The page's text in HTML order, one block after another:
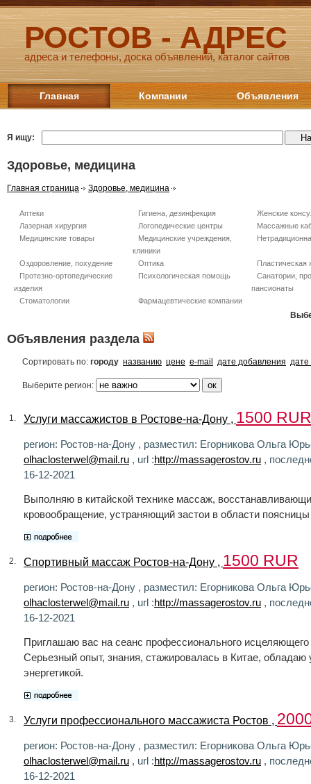
РОСТОВ - АДРЕС
адреса и телефоны, доска объявлений, каталог сайтов
Главная Компании Объявления
Я ищу:
Здоровье, медицина
Главная страница Здоровье, медицина
Аптеки Гигиена, дезинфекция
Женские
Лазерная хирургия
Логопедические центры
Массажные
Медицинские товары
Медицинские учреждения,
клиники
Оздоровление, похудение Оптика
Пластическая
Протезно-ортопедические
изделия
Психологическая помощь
Санатории,
пансионаты
Стоматологии
Фармацевтические компании
Объявления раздела
Сортировать по: городу названию цене e-mail дате добавления
Выберите регион:
1. Услуги массажистов в Ростове-на-Дону , 1500 RUR
регион: Ростов-на-Дону , разместил: Егорникова Ольга
olhaclosterwel@mail.ru , url :http://massagerostov.ru ,
16-12-2021
Выполняю в китайской технике массаж,
кровообращение, устраняющий застои в области поясницы
2. Спортивный массаж Ростов-на-Дону , 1500 RUR
регион: Ростов-на-Дону , разместил: Егорникова Ольга
olhaclosterwel@mail.ru , url :http://massagerostov.ru ,
16-12-2021
Приглашаю вас на сеанс профессионального
Серьезный опыт, знания, стажировалась в Китае, обладаю
энергетикой.
3. Услуги профессионального массажиста Ростов ,
регион: Ростов-на-Дону , разместил: Егорникова Ольга
olhaclosterwel@mail.ru , url :http://massagerostov.ru ,
16-12-2021